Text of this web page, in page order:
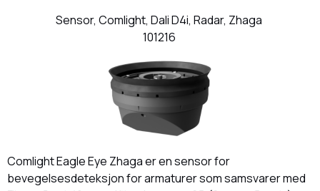
Sensor, Comlight, Dali D4i, Radar, Zhaga
101216
Comlight Eagle Eye Zhaga er en sensor for
bevegelsesdeteksjon for armaturer som samsvarer med